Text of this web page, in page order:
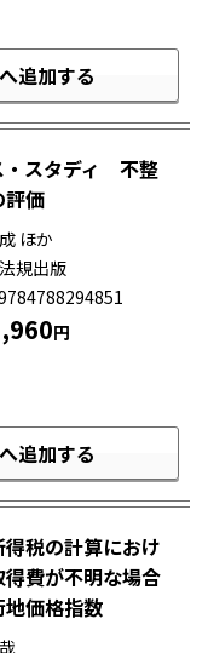
追加する
・スタディ 不整
評価
ほか
規出版
円
追加する
税の計算におけ
費が不明な場合
地価格指数